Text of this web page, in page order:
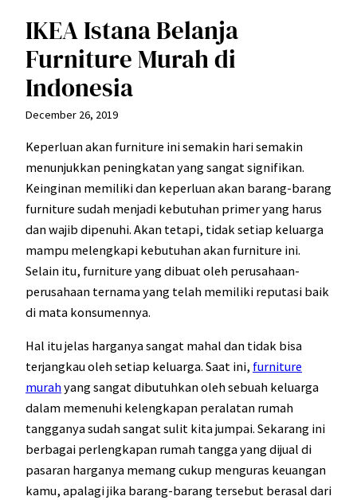
IKEA Istana Belanja
Furniture Murah di
Indonesia
December 26, 2019
Keperluan akan furniture ini semakin hari semakin
menunjukkan peningkatan yang sangat signifikan.
Keinginan memiliki dan keperluan akan barang-barang
furniture sudah menjadi kebutuhan primer yang harus
dan wajib dipenuhi. Akan tetapi, tidak setiap keluarga
mampu melengkapi kebutuhan akan furniture ini.
Selain itu, furniture yang dibuat oleh perusahaan-
perusahaan ternama yang telah memiliki reputasi baik
di mata konsumennya.
Hal itu jelas harganya sangat mahal dan tidak bisa
terjangkau oleh setiap keluarga. Saat ini, furniture
murahyang sangat dibutuhkan oleh sebuah keluarga
dalam memenuhi kelengkapan peralatan rumah
tangganya sudah sangat sulit kita jumpai. Sekarang ini
berbagai perlengkapan rumah tangga yang dijual di
pasaran harganya memang cukup menguras keuangan
kamu, apalagi jika barang-barang tersebut berasal dari